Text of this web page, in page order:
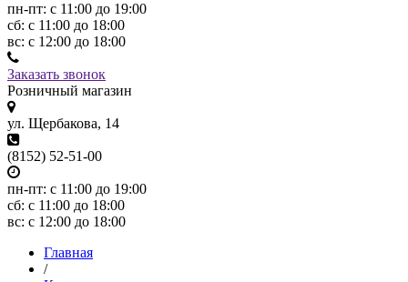
пн-пт: с 11:00 до 19:00
сб: с 11:00 до 18:00
вс: с 12:00 до 18:00
Заказать звонок
Розничный магазин
ул. Щербакова, 14
(8152) 52-51-00
пн-пт: с 11:00 до 19:00
сб: с 11:00 до 18:00
вс: с 12:00 до 18:00
Главная
/